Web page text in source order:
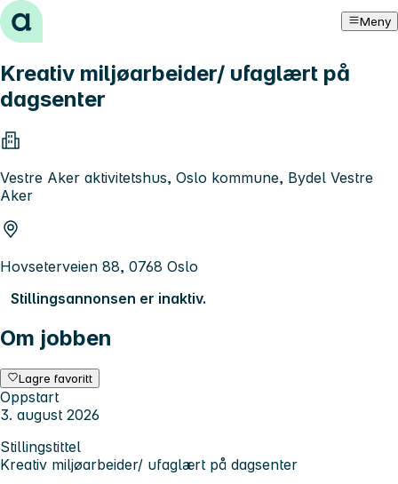
Hopp til innhold Meny
Kreativ miljøarbeider/ ufaglært på
dagsenter
Vestre Aker aktivitetshus, Oslo kommune, Bydel Vestre
Aker
Hovseterveien 88, 0768 Oslo
Stillingsannonsen er inaktiv.
Om jobben
Lagre favoritt
Oppstart
3. august 2026
Stillingstittel
Kreativ miljøarbeider/ ufaglært på dagsenter